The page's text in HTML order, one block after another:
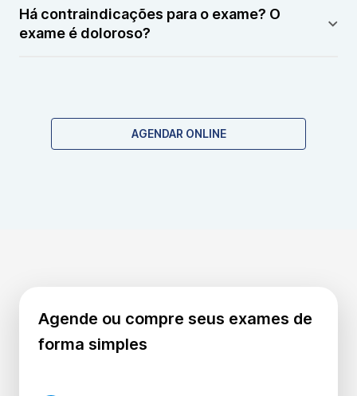
magnética para obter imagens detalhadas da região
lombar.
Há contraindicações para o exame? O
exame é doloroso?
AGENDAR ONLINE
Agende ou compre seus exames de
forma simples